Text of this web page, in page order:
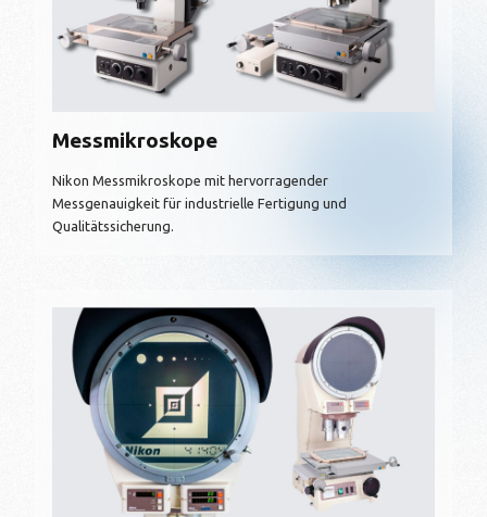
Messmikroskope
Nikon Messmikroskope mit hervorragender
Messgenauigkeit für industrielle Fertigung und
Qualitätssicherung.